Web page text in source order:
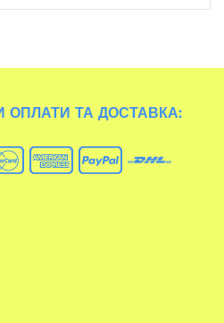
ОПЛАТИ ТА ДОСТАВКА: